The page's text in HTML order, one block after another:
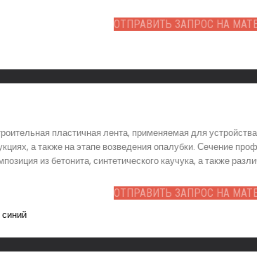
ОТПРАВИТЬ ЗАПРОС НА
пластичная лента, применяемая для
а также на этапе возведения опалубки. Сечение
из бетонита, синтетического каучука, а также
ОТПРАВИТЬ ЗАПРОС НА